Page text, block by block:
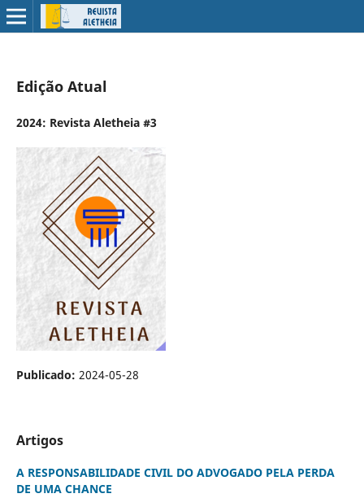
Edição Atual
2024: Revista Aletheia #3
Publicado: 2024-05-28
Artigos
A RESPONSABILIDADE CIVIL DO ADVOGADO PELA PERDA
DE UMA CHANCE